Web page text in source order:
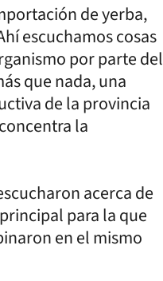
de yerba,
escuchamos cosas
por parte del
que nada, una
de la provincia
la
acerca de
para la que
en el mismo